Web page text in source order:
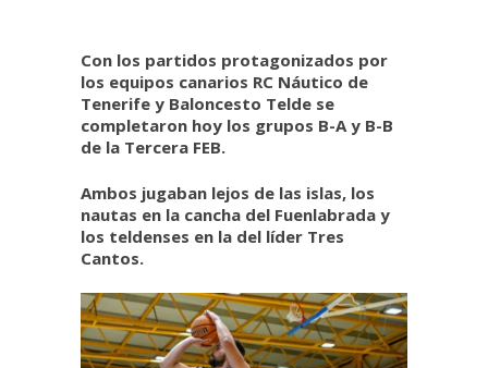
Con los partidos protagonizados por
los equipos canarios RC Náutico de
Tenerife y Baloncesto Telde se
completaron hoy los grupos B-A y B-B
de la Tercera FEB.
Ambos jugaban lejos de las islas, los
nautas en la cancha del Fuenlabrada y
los teldenses en la del líder Tres
Cantos.